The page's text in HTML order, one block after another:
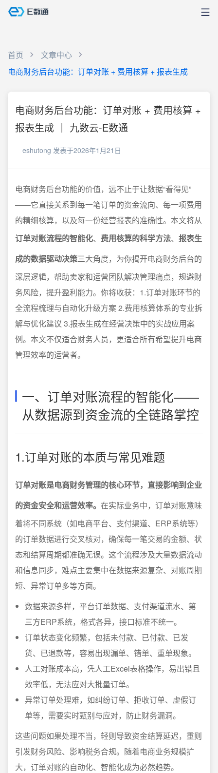
首页
文章中心
电商财务后台功能：订单对账 + 费用核算 + 报表生成
电商财务后台功能：订单对账 + 费用核算 +
报表生成 ｜ 九数云-E数通
eshutong 发表于2026年1月21日
电商财务后台功能的价值，远不止于让数据“看得见”
——它直接关系到每一笔订单的资金流向、每一项费用
的精细核算，以及每一份经营报表的准确性。本文将从
订单对账流程的智能化、 费用核算的科学方法、 报表生
成的数据驱动决策三大角度，为你揭开电商财务后台的
深层逻辑，帮助卖家和运营团队解决管理痛点，规避财
务风险，提升盈利能力。你将收获：1.订单对账环节的
全流程梳理与自动化升级方案 2.费用核算体系的专业拆
解与优化建议 3.报表生成在经营决策中的实战应用案
例。本文不仅适合财务人员，更适合所有希望提升电商
管理效率的运营者。
一、订单对账流程的智能化——
从数据源到资金流的全链路掌控
1.订单对账的本质与常见难题
订单对账是电商财务管理的核心环节，直接影响到企业
的资金安全和运营效率。 在实际业务中，订单对账意味
着将不同系统（如电商平台、支付渠道、ERP系统等）
的订单数据进行交叉核对，确保每一笔交易的金额、状
态和结算周期都准确无误。这个流程涉及大量数据流动
和信息同步，难点主要集中在数据来源复杂、对账周期
短、异常订单多等方面。
数据来源多样，平台订单数据、支付渠道流水、第
三方ERP系统，格式各异，接口标准不统一。
订单状态变化频繁，包括未付款、已付款、已发
货、已退款等，容易出现漏单、错单、重单现象。
人工对账成本高，凭人工Excel表格操作，易出错且
效率低，无法应对大批量订单。
异常订单处理难，如纠纷订单、拒收订单、虚假订
单等，需要实时甄别与应对，防止财务漏洞。
这些问题如果处理不当，轻则导致资金结算延迟，重则
引发财务风险、影响税务合规。随着电商业务规模扩
大，订单对账的自动化、智能化成为必然趋势。